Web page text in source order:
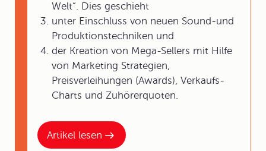
Artikel lesen
Welt“. Dies geschieht
unter Einschluss von neuen Sound-und
Produktionstechniken und
der Kreation von Mega-Sellers mit Hilfe
von Marketing Strategien,
Preisverleihungen (Awards), Verkaufs-
Charts und Zuhörerquoten.